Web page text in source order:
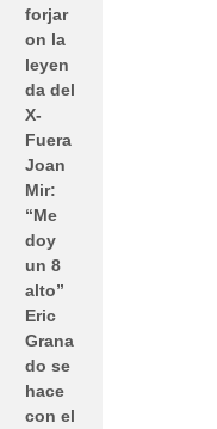
forjar
on la
leyen
da del
X-
Fuera
Joan
Mir:
“Me
doy
un 8
alto”
Eric
Grana
do se
hace
con el